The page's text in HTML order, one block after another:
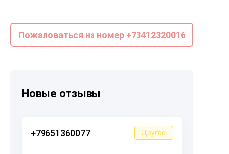
Пожаловаться на номер +73412320016
Новые отзывы
+79651360077 Другое